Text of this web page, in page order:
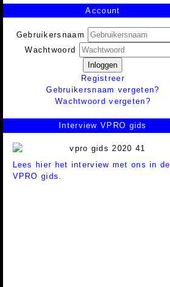
Account
Gebruikersnaam
Wachtwoord
Inloggen
Registreer
Gebruikersnaam vergeten?
Wachtwoord vergeten?
Interview VPRO gids
Lees hier het interview met ons in de
VPRO gids.